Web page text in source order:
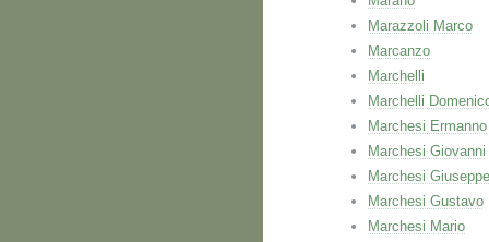
Marazzoli Marco
Marcanzo
Marchelli
Marchelli
Marchesi Ermanno
Marchesi Giovanni
Marchesi Giuseppe
Marchesi Gustavo
Marchesi Mario